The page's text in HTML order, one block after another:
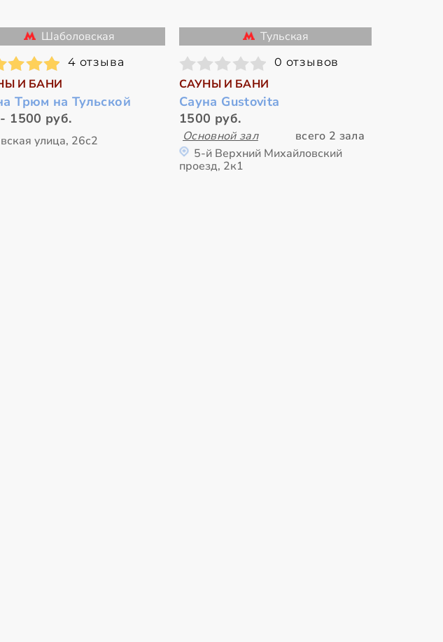
Шаболовская
4 отзыва
И БАНИ
Трюм на Тульской
1500 руб.
улица, 26с2
Тульская
0 отзывов
САУНЫ И БАНИ
Сауна Gustovita
1500 руб.
Основной зал
всего 2 зала
5-й Верхний Михайловский
проезд, 2к1